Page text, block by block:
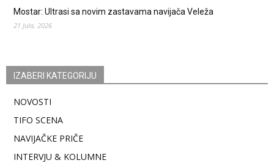
Mostar: Ultrasi sa novim zastavama navijača Veleža
21 Jula, 2026
IZABERI KATEGORIJU
NOVOSTI
TIFO SCENA
NAVIJAČKE PRIČE
INTERVJU & KOLUMNE